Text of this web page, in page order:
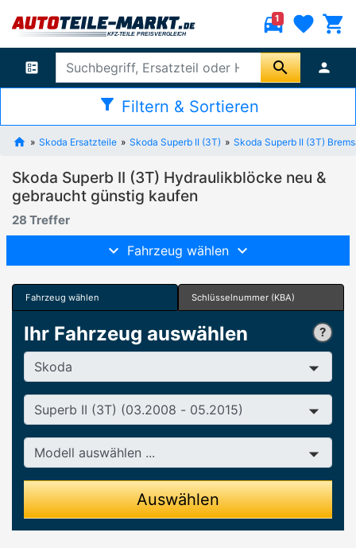
directions_car
1 favorite shopping_cart
ballot search person
filter_alt Filtern & Sortieren
Skoda Ersatzteile Skoda Superb II (3T) Skoda Superb II (3T)
Skoda Superb II (3T) Hydraulikblöcke neu &
gebraucht günstig kaufen
28 Treffer
Fahrzeug wählen
Fahrzeug wählen Schlüsselnummer (KBA)
Ihr Fahrzeug auswählen
Hersteller
Baureihe
Modell
Auswählen